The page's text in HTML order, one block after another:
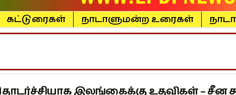
கட்டுரைகள் நாடாளுமன்ற உரைகள்
இலங்கைக்கு உதவிகள் – சீன